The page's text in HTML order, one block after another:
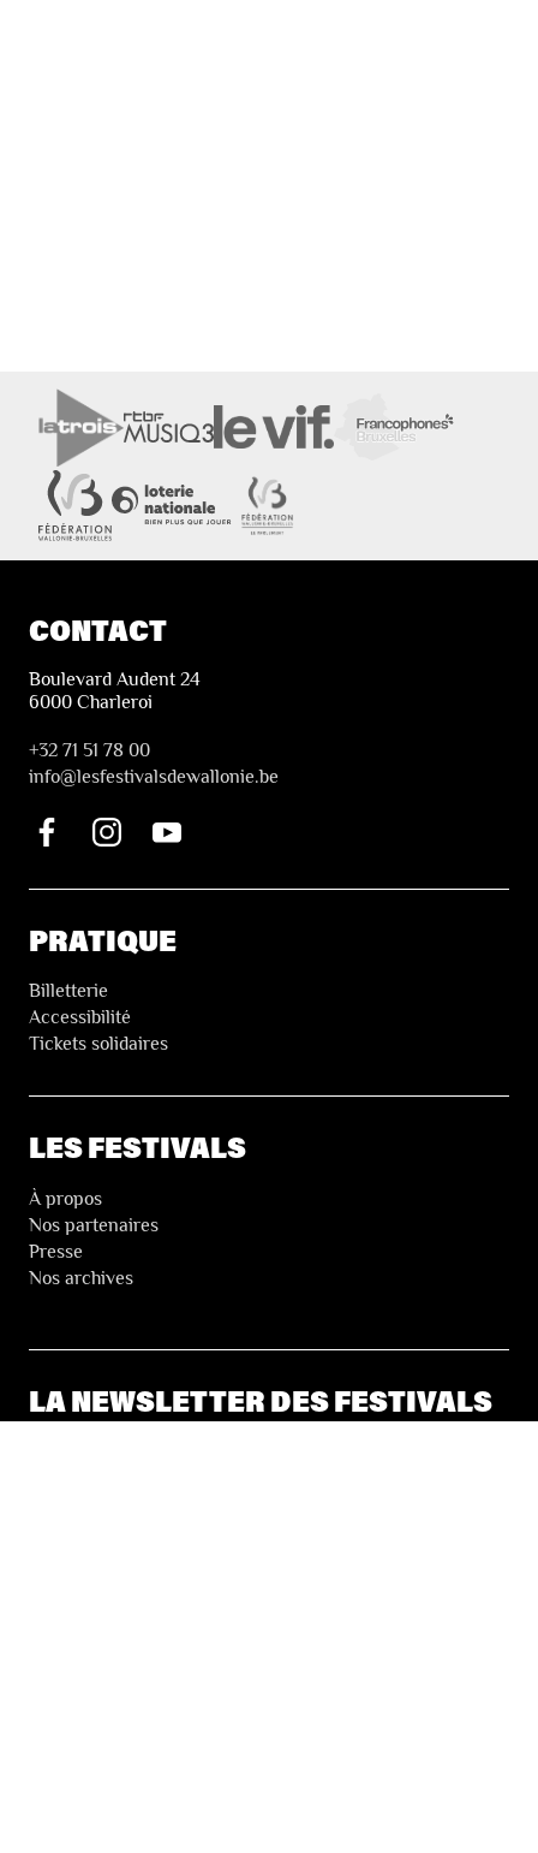
CONTACT
Boulevard Audent 24
6000 Charleroi
+32 71 51 78 00
info@lesfestivalsdewallonie.be
PRATIQUE
Billetterie
Accessibilité
Tickets solidaires
LES FESTIVALS
À propos
Nos partenaires
Presse
Nos archives
LA NEWSLETTER DES FESTIVALS